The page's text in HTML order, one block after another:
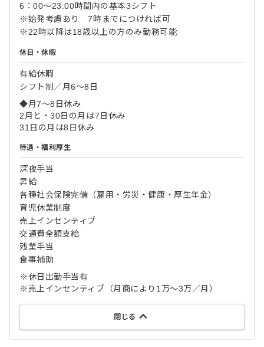
6：00～23:00時間内の基本3シフト
※始発考慮あり 7時までにつければ可
※22時以降は18歳以上の方のみ勤務可能
休日・休暇
有給休暇
シフト制／月6～8日
◆月7～8日休み
2月と・30日の月は7日休み
31日の月は8日休み
待遇・福利厚生
深夜手当
昇給
各種社会保険完備（雇用・労災・健康・厚生年金）
育児休業制度
売上インセンティブ
交通費全額支給
残業手当
食事補助
※休日出勤手当有
※売上インセンティブ（月商により1万～3万／月）
閉じる